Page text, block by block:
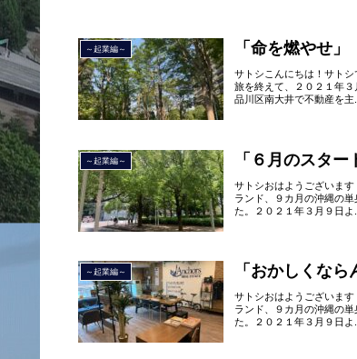
～起業編～ 「命を燃やせ」
サトシこんにちは！サト
旅を終えて、２０２１年
品川区南大井で不動産を主...
～起業編～ 「６月のスター
サトシおはようございま
ランド、９カ月の沖縄の
た。２０２１年３月９日よ...
～起業編～ 「おかしくなら
サトシおはようございま
ランド、９カ月の沖縄の
た。２０２１年３月９日よ